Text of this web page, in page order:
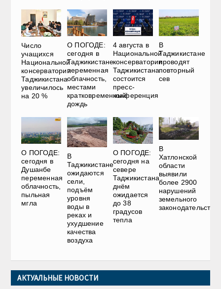
Число
учащихся
Национальной
консерватории
Таджикистана
увеличилось
на 20 %
О ПОГОДЕ:
сегодня в
Таджикистане
переменная
облачность,
местами
кратковременный
дождь
4 августа в
Национальной
консерватории
Таджикистана
состоится
пресс-
конференция
В
Таджикистане
проводят
повторный
сев
О ПОГОДЕ:
сегодня в
Душанбе
переменная
облачность,
пыльная
мгла
В
Таджикистане
ожидаются
сели,
подъём
уровня
воды в
реках и
ухудшение
качества
воздуха
О ПОГОДЕ:
сегодня на
севере
Таджикистана
днём
ожидается
до 38
градусов
тепла
В
Хатлонской
области
выявили
более 2900
нарушений
земельного
законодательства
АКТУАЛЬНЫЕ НОВОСТИ